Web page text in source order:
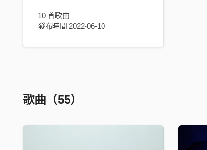
10 首歌曲
發布時間 2022-06-10
歌曲（55）